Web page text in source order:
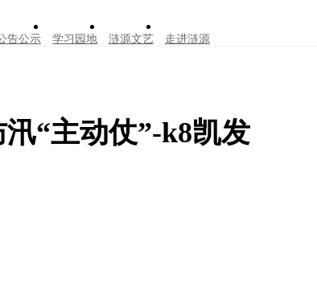
告公示 学习园地 涟源文艺 走进涟源
“主动仗”-k8凯发